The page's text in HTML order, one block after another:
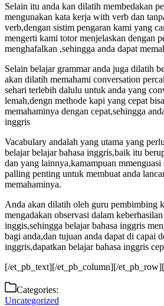
Selain itu anda kan dilatih membedakan
mengunakan kata kerja with verb dan
verb,dengan sistim pengaran kami yang
mengerti kami totor menjelaskan dengan
menghafalkan ,sehingga anda dapat
Selain belajar grammar anda juga dilatih
akan dilatih memahami conversation
sehari terlebih dalulu untuk anda yang
lemah,dengn methode kapi yang cepat
memahaminya dengan cepat,sehingga
inggris
Vacabulary andalah yang utama yang
belajar belajar bahasa inggris,baik itu
dan yang lainnya,kamampuan
palling penting untuk membuat anda
memahaminya.
Anda akan dilatih oleh guru pembimbing
mengadakan observasi dalam
inggis,sehingga belajar bahasa inggris
bagi anda,dan tujuan anda dapat di capai
inggris,dapatkan belajar bahasa inggris
[/et_pb_text][/et_pb_column][/
Categories:
Uncategorized